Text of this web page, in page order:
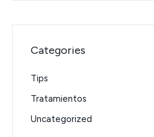
Categories
Tips
Tratamientos
Uncategorized